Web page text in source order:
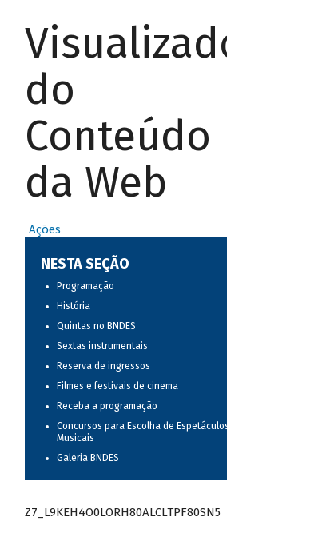
Visualizador
do
Conteúdo
da Web
Ações
NESTA SEÇÃO
Programação
História
Quintas no BNDES
Sextas instrumentais
Reserva de ingressos
Filmes e festivais de cinema
Receba a programação
Concursos para Escolha de Espetáculos
Musicais
Galeria BNDES
Z7_L9KEH4O0LORH80ALCLTPF80SN5